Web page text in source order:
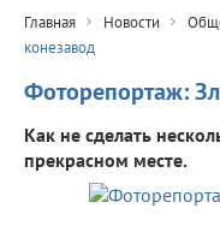
Главная Новости
конезавод
Фоторепортаж:
Как не сделать
прекрасном месте.